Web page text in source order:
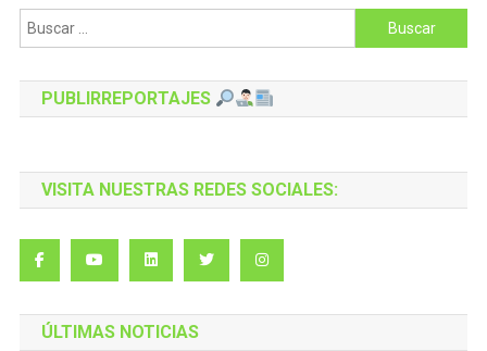
Buscar:
PUBLIRREPORTAJES
VISITA NUESTRAS REDES SOCIALES:
ÚLTIMAS NOTICIAS